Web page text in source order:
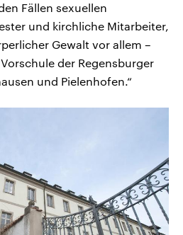
Fällen sexuellen
und kirchliche Mitarbeiter,
Gewalt vor allem –
der Regensburger
und Pielenhofen.“